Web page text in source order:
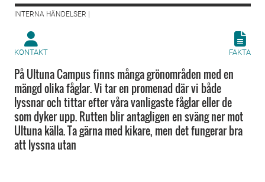
INTERNA HÄNDELSER |
KONTAKT FAKTA
På Ultuna Campus finns många grönområden med en
mängd olika fåglar. Vi tar en promenad där vi både
lyssnar och tittar efter våra vanligaste fåglar eller de
som dyker upp. Rutten blir antagligen en sväng ner mot
Ultuna källa. Ta gärna med kikare, men det fungerar bra
att lyssna utan